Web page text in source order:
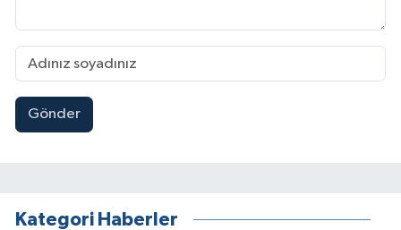
Gönder
Kategori Haberler